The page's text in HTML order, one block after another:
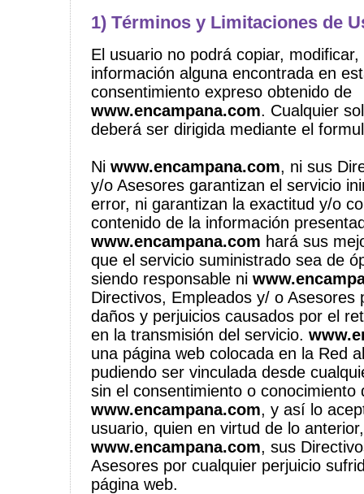
1) Términos y Limitaciones de
El usuario no podrá copiar,
información alguna encontrada en
consentimiento expreso obtenido de
www.encampana.com. Cualquier
deberá ser dirigida mediante el
Ni www.encampana.com, ni sus
y/o Asesores garantizan el servicio
error, ni garantizan la exactitud y/o
contenido de la información
www.encampana.com hará sus
que el servicio suministrado sea de
siendo responsable ni
Directivos, Empleados y/ o Asesores
daños y perjuicios causados por el
en la transmisión del servicio.
una página web colocada en la Red
pudiendo ser vinculada desde
sin el consentimiento o conocimiento
www.encampana.com, y así lo
usuario, quien en virtud de lo
www.encampana.com, sus
Asesores por cualquier perjuicio
página web.